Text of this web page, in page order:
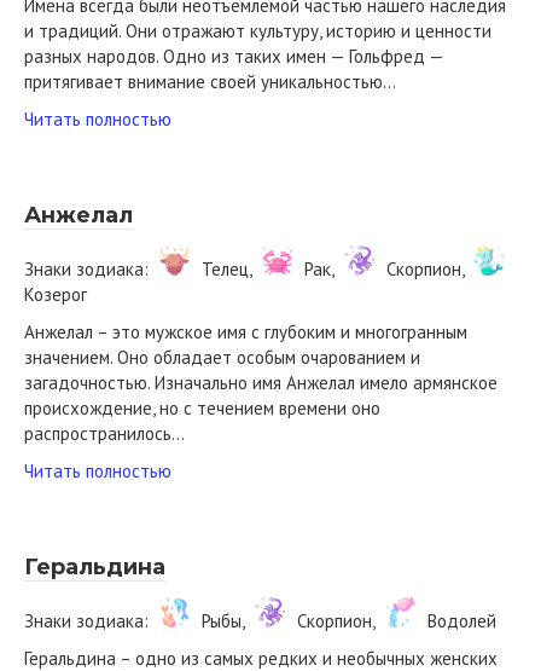
Имена всегда были неотъемлемой частью нашего наследия
и традиций. Они отражают культуру, историю и ценности
разных народов. Одно из таких имен — Гольфред —
притягивает внимание своей уникальностью…
Читать полностью
Анжелал
Знаки зодиака: Телец, Рак,
Скорпион,
Козерог
Анжелал – это мужское имя с глубоким и многогранным
значением. Оно обладает особым очарованием и
загадочностью. Изначально имя Анжелал имело армянское
происхождение, но с течением времени оно
распространилось…
Читать полностью
Геральдина
Знаки зодиака: Рыбы, Скорпион,
Водолей
Геральдина – одно из самых редких и необычных женских